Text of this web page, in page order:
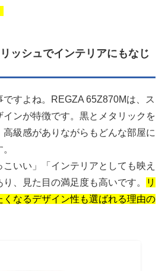
ッシュでインテリアにもなじ
すよね。REGZA 65Z870Mは、ス
インが特徴です。黒とメタリックを
級感がありながらもどんな部屋に
こいい」「インテリアとしても映え
、見た目の満足度も高いです。
リ
くなるデザイン性も選ばれる理由の